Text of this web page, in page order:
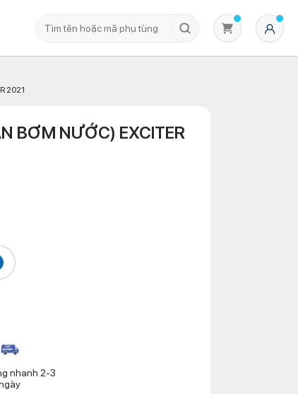
2021
BƠM NƯỚC) EXCITER
nhanh 2-3